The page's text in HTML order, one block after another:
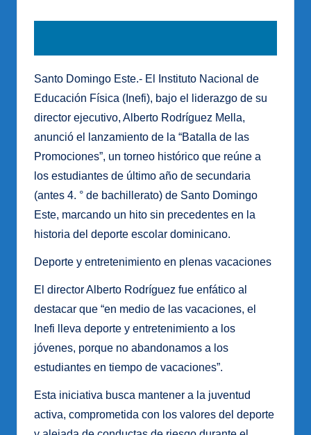
Santo Domingo Este.- El Instituto Nacional de
Educación Física (Inefi), bajo el liderazgo de su
director ejecutivo, Alberto Rodríguez Mella,
anunció el lanzamiento de la “Batalla de las
Promociones”, un torneo histórico que reúne a
los estudiantes de último año de secundaria
(antes 4. ° de bachillerato) de Santo Domingo
Este, marcando un hito sin precedentes en la
historia del deporte escolar dominicano.
Deporte y entretenimiento en plenas vacaciones
El director Alberto Rodríguez fue enfático al
destacar que “en medio de las vacaciones, el
Inefi lleva deporte y entretenimiento a los
jóvenes, porque no abandonamos a los
estudiantes en tiempo de vacaciones”.
Esta iniciativa busca mantener a la juventud
activa, comprometida con los valores del deporte